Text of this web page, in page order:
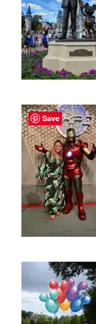
Save